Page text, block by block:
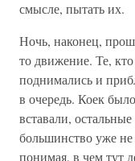
смысле, пытать их.
Ночь, наконец,
то движение. Те,
поднимались и
в очередь. Коек
вставали,
большинство уже
понимая, в чем тут